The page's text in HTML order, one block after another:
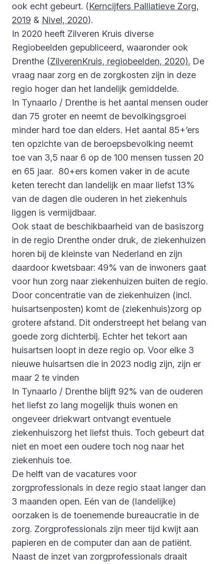
ook echt gebeurt. (Kerncijfers Palliatieve Zorg,
2019 & Nivel, 2020).
In 2020 heeft Zilveren Kruis diverse
Regiobeelden gepubliceerd, waaronder ook
Drenthe (ZilverenKruis, regiobeelden, 2020). De
vraag naar zorg en de zorgkosten zijn in deze
regio hoger dan het landelijk gemiddelde.
In Tynaarlo / Drenthe is het aantal mensen ouder
dan 75 groter en neemt de bevolkingsgroei
minder hard toe dan elders. Het aantal 85+’ers
ten opzichte van de beroepsbevolking neemt
toe van 3,5 naar 6 op de 100 mensen tussen 20
en 65 jaar. 80+ers komen vaker in de acute
keten terecht dan landelijk en maar liefst 13%
van de dagen die ouderen in het ziekenhuis
liggen is vermijdbaar.
Ook staat de beschikbaarheid van de basiszorg
in de regio Drenthe onder druk, de ziekenhuizen
horen bij de kleinste van Nederland en zijn
daardoor kwetsbaar: 49% van de inwoners gaat
voor hun zorg naar ziekenhuizen buiten de regio.
Door concentratie van de ziekenhuizen (incl.
huisartsenposten) komt de (ziekenhuis)zorg op
grotere afstand. Dit onderstreept het belang van
goede zorg dichterbij. Echter het tekort aan
huisartsen loopt in deze regio op. Voor elke 3
nieuwe huisartsen die in 2023 nodig zijn, zijn er
maar 2 te vinden
In Tynaarlo / Drenthe blijft 92% van de ouderen
het liefst zo lang mogelijk thuis wonen en
ongeveer driekwart ontvangt eventuele
ziekenhuiszorg het liefst thuis. Toch gebeurt dat
niet en moet een oudere toch nog naar het
ziekenhuis toe.
De helft van de vacatures voor
zorgprofessionals in deze regio staat langer dan
3 maanden open. Eén van de (landelijke)
oorzaken is de toenemende bureaucratie in de
zorg. Zorgprofessionals zijn meer tijd kwijt aan
papieren en de computer dan aan de patiënt.
Naast de inzet van zorgprofessionals draait